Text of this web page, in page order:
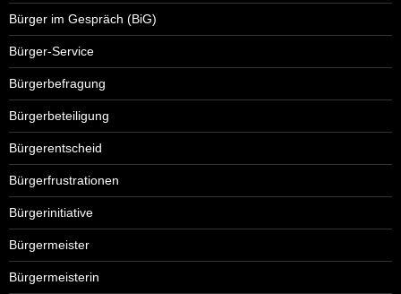
Bürger im Gespräch (BiG)
Bürger-Service
Bürgerbefragung
Bürgerbeteiligung
Bürgerentscheid
Bürgerfrustrationen
Bürgerinitiative
Bürgermeister
Bürgermeisterin